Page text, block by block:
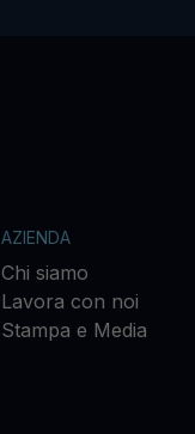
AZIENDA
Chi siamo
Lavora con noi
Stampa e Media